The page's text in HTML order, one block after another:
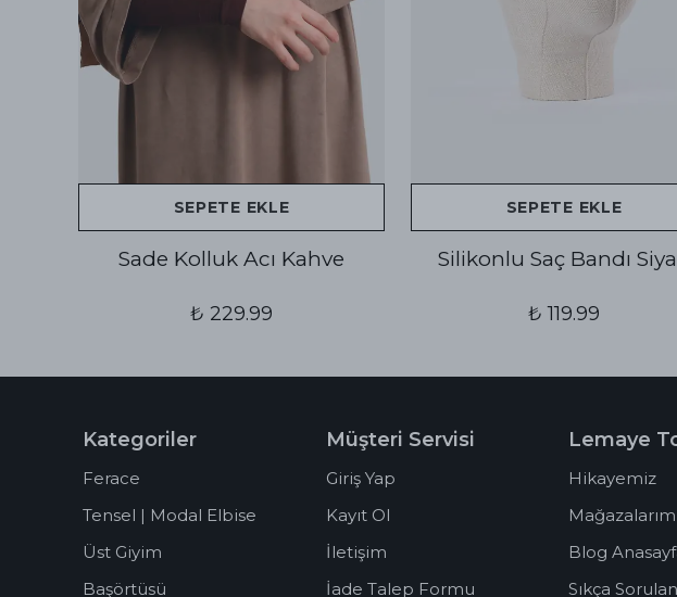
SEPETE EKLE
Sade Kolluk Acı Kahve
₺ 229.99
SEPETE EKLE
Silikonlu Saç Bandı
₺ 119.99
Kategoriler
Ferace
Tensel | Modal Elbise
Üst Giyim
Başörtüsü
Müşteri Servisi
Giriş Yap
Kayıt Ol
İletişim
İade Talep Formu
Lemaye
Hikayemiz
Blog
Sıkça